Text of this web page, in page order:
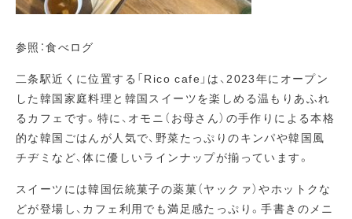
参照：食べログ
二条駅近くに位置する「Rico cafe」は、2023年にオープン
した韓国家庭料理と韓国スイーツを楽しめる温もりあふれ
るカフェです。特に、オモニ（お母さん）の手作りによる本格
的な韓国ごはんが人気で、野菜たっぷりのキンパや韓国風
チヂミなど、体に優しいラインナップが揃っています。
スイーツには韓国伝統菓子の薬菓（ヤックァ）やホットクな
どが登場し、カフェ利用でも満足感たっぷり。手書きのメニ